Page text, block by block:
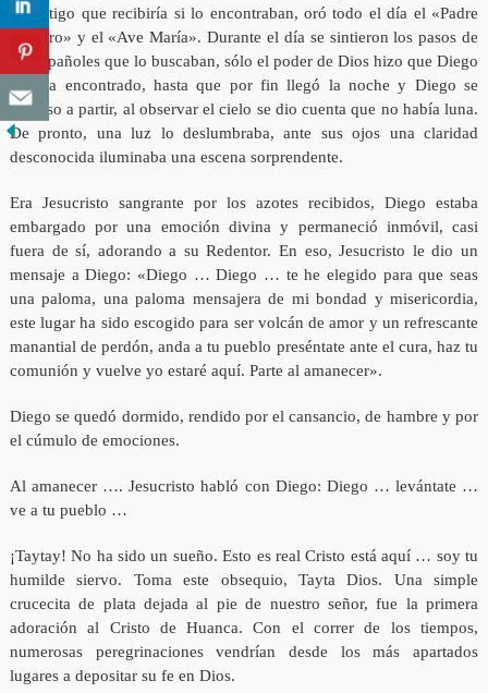
el castigo que recibiría si lo encontraban, oró todo el día el «Padre
Nuestro» y el «Ave María». Durante el día se sintieron los pasos de
los españoles que lo buscaban, sólo el poder de Dios hizo que Diego
no sea encontrado, hasta que por fin llegó la noche y Diego se
dispuso a partir, al observar el cielo se dio cuenta que no había luna.
De pronto, una luz lo deslumbraba, ante sus ojos una claridad
desconocida iluminaba una escena sorprendente.
Era Jesucristo sangrante por los azotes recibidos, Diego estaba
embargado por una emoción divina y permaneció inmóvil, casi
fuera de sí, adorando a su Redentor. En eso, Jesucristo le dio un
mensaje a Diego: «Diego … Diego … te he elegido para que seas
una paloma, una paloma mensajera de mi bondad y misericordia,
este lugar ha sido escogido para ser volcán de amor y un refrescante
manantial de perdón, anda a tu pueblo preséntate ante el cura, haz tu
comunión y vuelve yo estaré aquí. Parte al amanecer».
Diego se quedó dormido, rendido por el cansancio, de hambre y por
el cúmulo de emociones.
Al amanecer …. Jesucristo habló con Diego: Diego … levántate …
ve a tu pueblo …
¡Taytay! No ha sido un sueño. Esto es real Cristo está aquí … soy tu
humilde siervo. Toma este obsequio, Tayta Dios. Una simple
crucecita de plata dejada al pie de nuestro señor, fue la primera
adoración al Cristo de Huanca. Con el correr de los tiempos,
numerosas peregrinaciones vendrían desde los más apartados
lugares a depositar su fe en Dios.